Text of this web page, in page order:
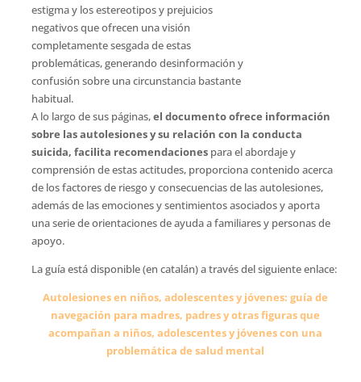
estigma y los estereotipos y prejuicios
negativos que ofrecen una visión
completamente sesgada de estas
problemáticas, generando desinformación y
confusión sobre una circunstancia bastante
habitual.
A lo largo de sus páginas,el documento ofrece información
sobre las autolesiones y su relación con la conducta
suicida, facilita recomendacionespara el abordaje y
comprensión de estas actitudes, proporciona contenido acerca
de los factores de riesgo y consecuencias de las autolesiones,
además de las emociones y sentimientos asociados y aporta
una serie de orientaciones de ayuda a familiares y personas de
apoyo.
La guía está disponible (en catalán) a través del siguiente enlace:
Autolesiones en niños, adolescentes y jóvenes: guía de
navegación para madres, padres y otras figuras que
acompañan a niños, adolescentes y jóvenes con una
problemática de salud mental